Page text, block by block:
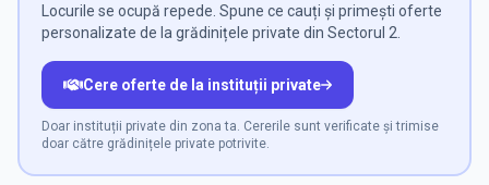
Locurile se ocupă repede. Spune ce cauți și primești oferte
personalizate de la grădinițele private din Sectorul 2.
Cere oferte de la instituții private
Doar instituții private din zona ta. Cererile sunt verificate și trimise
doar către grădinițele private potrivite.